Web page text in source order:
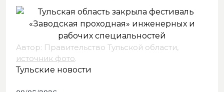
Автор: Правительство Тульской области,
источник фото.
Тульские новости